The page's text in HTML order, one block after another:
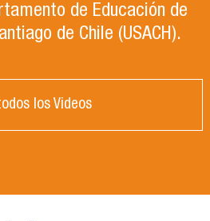
de Educación de
de Chile (USACH).
los Videos